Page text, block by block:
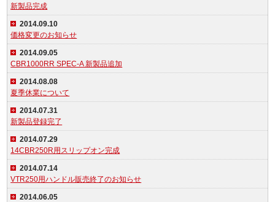
新製品完成
2014.09.10
価格変更のお知らせ
2014.09.05
CBR1000RR SPEC-A 新製品追加
2014.08.08
夏季休業について
2014.07.31
新製品登録完了
2014.07.29
14CBR250R用スリップオン完成
2014.07.14
VTR250用ハンドル販売終了のお知らせ
2014.06.05